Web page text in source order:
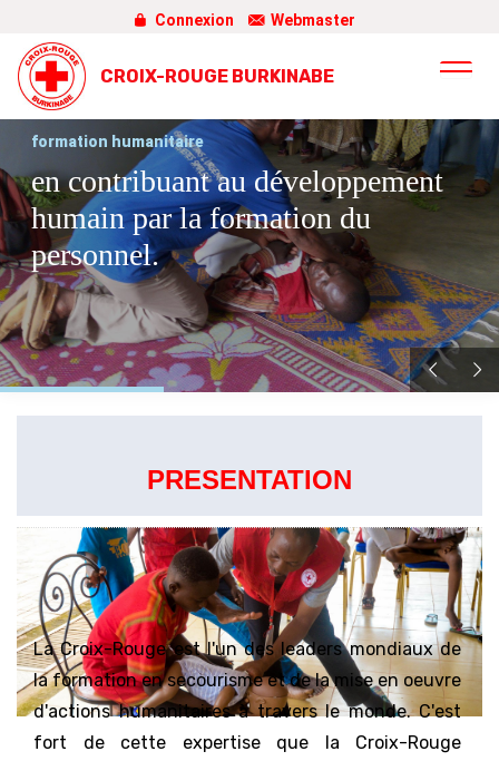
Connexion Webmaster
CROIX-ROUGE BURKINABE
en contribuant au développement
humain par la formation du
personnel.
formation humanitaire
PRESENTATION
La Croix-Rouge est l'un des leaders mondiaux de
la formation en secourisme et de la mise en oeuvre
d'actions humanitaires à travers le monde. C'est
fort de cette expertise que la Croix-Rouge